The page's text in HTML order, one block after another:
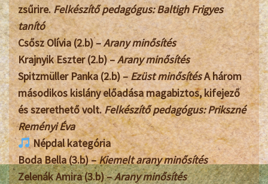
zsűrire.Felkészítő pedagógus: Baltigh Frigyes
tanító
Csősz Olívia (2.b)–Arany minősítés
Krajnyik Eszter (2.b)–Arany minősítés
Spitzmüller Panka (2.b)–Ezüst minősítésA három
másodikos kislány előadása magabiztos, kifejező
és szerethető volt.Felkészítő pedagógus: Prikszné
Reményi Éva
Népdal kategória
Boda Bella (3.b)–Kiemelt arany minősítés
Zelenák Amira (3.b)–Arany minősítés